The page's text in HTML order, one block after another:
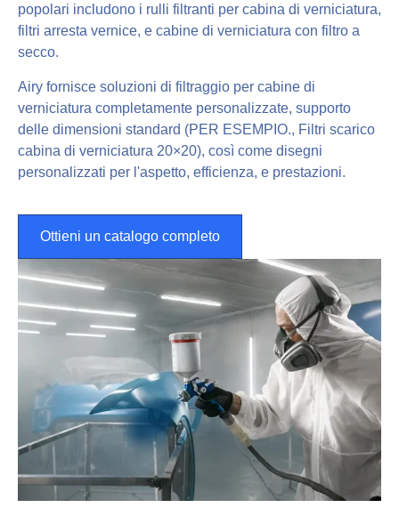
popolari includono i rulli filtranti per cabina di verniciatura,
filtri arresta vernice, e cabine di verniciatura con filtro a
secco.
Airy fornisce soluzioni di filtraggio per cabine di
verniciatura completamente personalizzate, supporto
delle dimensioni standard (PER ESEMPIO., Filtri scarico
cabina di verniciatura 20×20), così come disegni
personalizzati per l'aspetto, efficienza, e prestazioni.
Ottieni un catalogo completo